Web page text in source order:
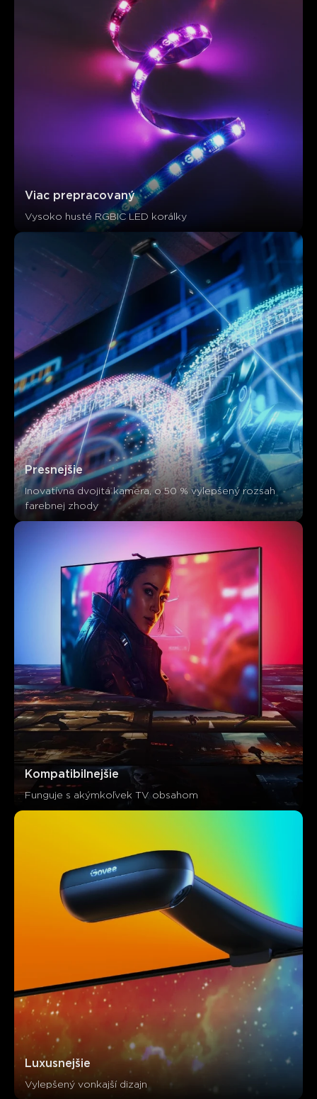
Viac prepracovaný
Vysoko husté RGBIC LED korálky
Presnejšie
Inovatívna dvojitá kamera, o 50 % vylepšený rozsah
farebnej zhody
Kompatibilnejšie
Funguje s akýmkoľvek TV obsahom
Luxusnejšie
Vylepšený vonkajší dizajn
Zákazníci spomínajúPozitívne Negatívne
AI-generované z textu zákazníckych recenzií